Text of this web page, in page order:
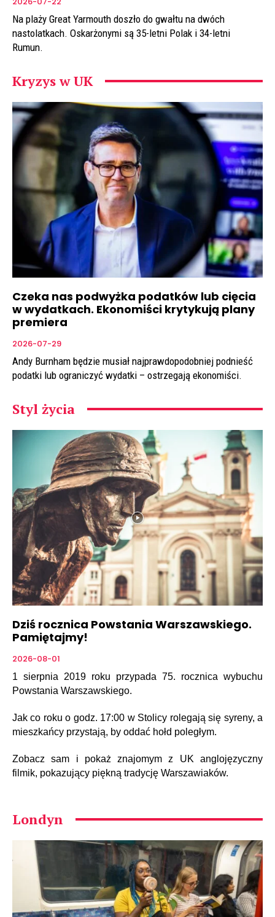
Na plaży Great Yarmouth doszło do gwałtu na dwóch
nastolatkach. Oskarżonymi są 35-letni Polak i 34-letni
Rumun.
Kryzys w UK
Czeka nas podwyżka podatków lub cięcia
w wydatkach. Ekonomiści krytykują plany
premiera
2026-07-29
Andy Burnham będzie musiał najprawdopodobniej podnieść
podatki lub ograniczyć wydatki – ostrzegają ekonomiści.
Styl życia
Dziś rocznica Powstania Warszawskiego.
Pamiętajmy!
2026-08-01
1 sierpnia 2019 roku przypada 75. rocznica wybuchu
Powstania Warszawskiego.
Jak co roku o godz. 17:00 w Stolicy rolegają się syreny, a
mieszkańcy przystają, by oddać hołd poległym.
Zobacz sam i pokaż znajomym z UK anglojęzyczny
filmik, pokazujący piękną tradycję Warszawiaków.
Londyn